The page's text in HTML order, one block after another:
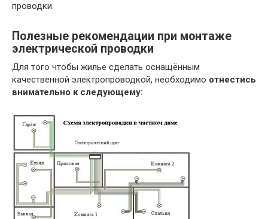
проводки.
Полезные рекомендации при монтаже
электрической проводки
Для того чтобы жилье сделать оснащённым
качественной электропроводкой, необходимо отнестись
внимательно к следующему: